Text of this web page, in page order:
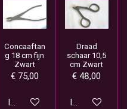
Concaaftan
g 18 cm fijn
Zwart
€ 75,00
In winkelwagen
Draad
schaar 10,5
cm Zwart
€ 48,00
In